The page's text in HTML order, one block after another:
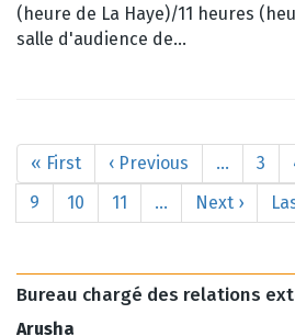
(heure de La Haye)/11 heures
salle d'audience de…
Pagination
Première
page
« First
Page
précédente
‹ Previous … Page
3
Page
9 Page
10 Page
11 …
Page
suivante
Next ›
Bureau chargé des relations
Arusha